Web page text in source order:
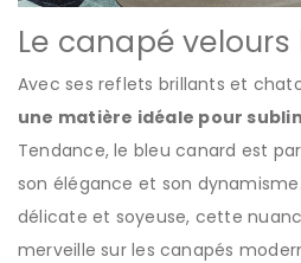
Le canapé velours
Avec ses reflets brillants et
une matière idéale pour
Tendance, le bleu canard est
son élégance et son
délicate et soyeuse, cette
merveille sur les canapés